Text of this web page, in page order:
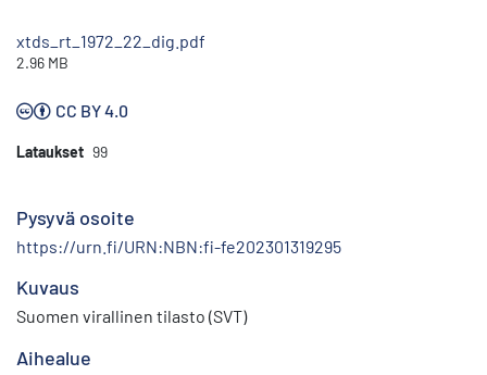
xtds_rt_1972_22_dig.pdf
2.96 MB
CC BY 4.0
Lataukset 99
Pysyvä osoite
https://urn.fi/URN:NBN:fi-fe202301319295
Kuvaus
Suomen virallinen tilasto (SVT)
Aihealue